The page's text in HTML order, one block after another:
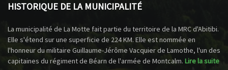
HISTORIQUE DE LA MUNICIPALITÉ
La municipalité de La Motte fait partie du territoire de la MRC d'Abitibi.
Elle s'étend sur une superficie de 224 KM. Elle est nommée en
l'honneur du militaire Guillaume-Jérôme Vacquier de Lamothe, l'un des
capitaines du régiment de Béarn de l'armée de Montcalm. Lire la suite